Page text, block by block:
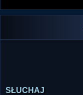
SŁUCHAJ